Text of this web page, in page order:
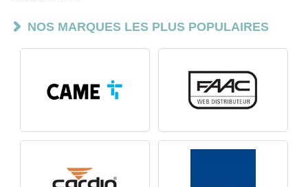
NOS MARQUES LES PLUS POPULAIRES